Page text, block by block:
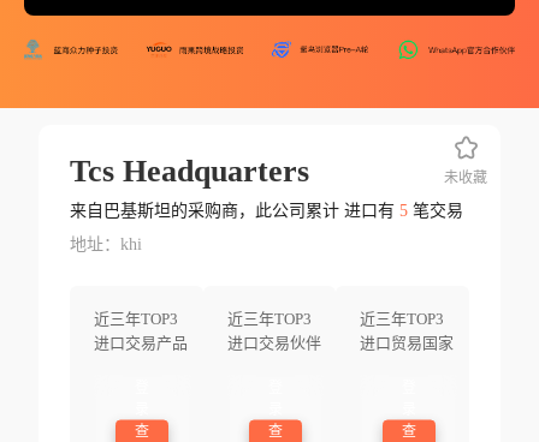
Tcs Headquarters
来自巴基斯坦的采购商，此公司累计 进口有 5笔交易
地址：khi
近三年TOP3
进口交易产品
查
近三年TOP3
进口交易伙伴
查
近三年TOP3
进口贸易国家
查
未收藏